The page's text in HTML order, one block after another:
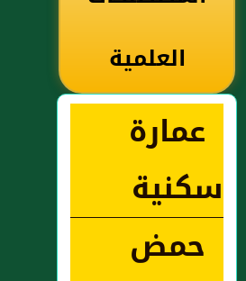
العلمية
عمارة
سكنية
حمض